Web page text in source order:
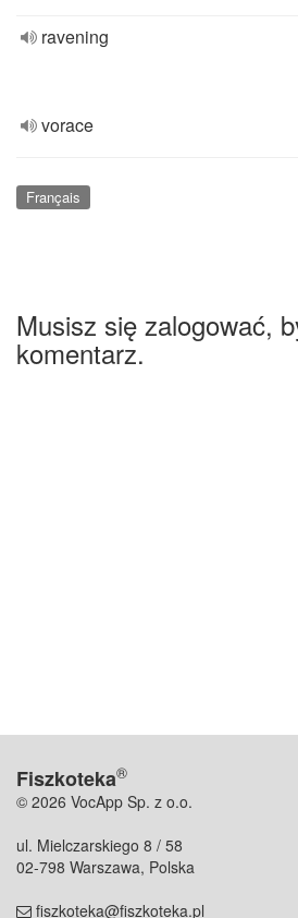
ravening
vorace
Français
Musisz się zalogować,
komentarz.
Fiszkoteka®
© 2026 VocApp Sp. z o.o.
ul. Mielczarskiego 8 / 58
02-798 Warszawa, Polska
fiszkoteka@fiszkoteka.pl